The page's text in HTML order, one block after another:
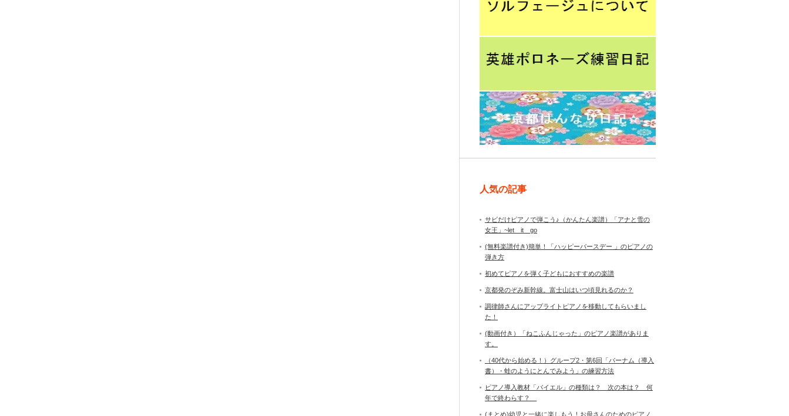
人気の記事
サビだけピアノで弾こう♪（かんたん楽譜）「アナと雪の
女王」~let it go
(無料楽譜付き)簡単！「ハッピーバースデー 」のピアノの
弾き方
初めてピアノを弾く子どもにおすすめの楽譜
京都発のぞみ新幹線。富士山はいつ頃見れるのか？
調律師さんにアップライトピアノを移動してもらいまし
た！
(動画付き）「ねこふんじゃった」のピアノ楽譜がありま
す。
（40代から始める！）グループ2・第6回「バーナム（導入
書）・蛙のようにとんでみよう」の練習方法
ピアノ導入教材「バイエル」の種類は？ 次の本は？ 何
年で終わらす？
(まとめ)幼児と一緒に楽しもう！お母さんのためのピアノ